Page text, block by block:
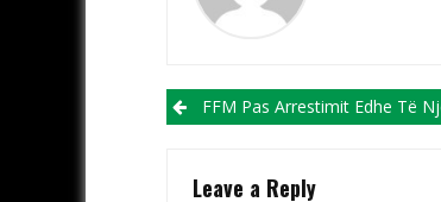
Post navigation
FFM Pas Arrestimit Edhe Të Një Ish Presidenti: Dëmi
Leave a Reply